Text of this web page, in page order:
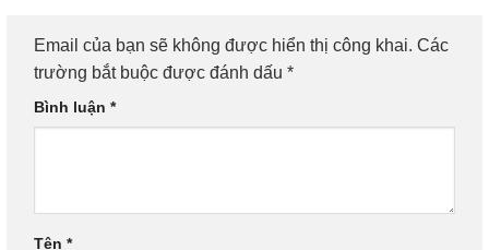
Email của bạn sẽ không được hiển thị công khai. Các
trường bắt buộc được đánh dấu *
Bình luận *
Tên *